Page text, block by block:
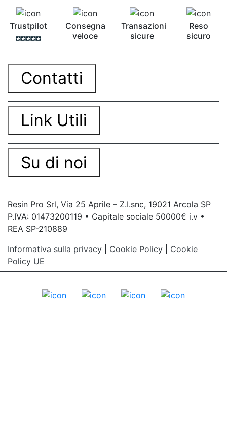
Trustpilot
Consegna
veloce
Transazioni
sicure
Reso
sicuro
Contatti
Link Utili
Su di noi
Resin Pro Srl, Via 25 Aprile – Z.I.snc, 19021 Arcola SP
P.IVA: 01473200119 • Capitale sociale 50000€ i.v •
REA SP-210889
Informativa sulla privacy
Cookie Policy
Cookie
Policy UE